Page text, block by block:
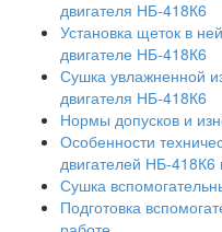
двигателя НБ-418К6
Установка щеток в
двигателе НБ-418К6
Сушка увлажненной
двигателя НБ-418К6
Нормы допусков и
Особенности
двигателей НБ-
Сушка
Подготовка